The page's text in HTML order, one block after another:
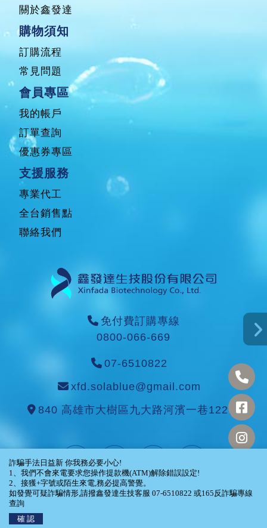
關於鑫發達
購物須知
訂購流程
常見問題
會員專區
我的帳戶
訂單查詢
優惠券專區
支援服務
專業代工
全台銷售點
聯絡我們
免付費訂購專線
0800-066-669
07-6510822
xfd.solablue@gmail.com
840 高雄市大樹區九大路河濱一巷122號
Powered by JWA ©2025 Website designed by
詐騙手法日益新 你我務必要小心!
1、我們不會來電要求您操作提款機(ATM)解除錯誤設定!
2、接獲+字號或陌生來電,務必提高警覺。
如發覺可疑詐騙情形,請撥鑫發達生技客服 07-6510822 或165反詐騙專線
查詢
確 認